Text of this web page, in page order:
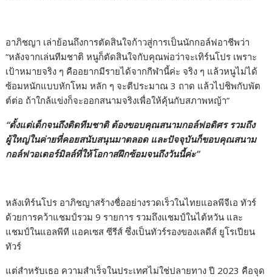
อาภิชญา เล่าย้อนถึงการตัดสินใจก้าวสู่การเป็นนักกอล์ฟอาชีพว่า
“หลังจากเล่นทีมชาติ หนูก็ตัดสินใจกับคุณพ่อว่าจะเทิร์นโปร เพราะ
เป้าหมายจริง ๆ คืออยากมีรายได้จากกีฬานี้ค่ะ จริง ๆ แล้วหนูไม่ได้
ซ้อมหนักแบบหักโหม หลัก ๆ จะตีประมาณ 3 ถาด แล้วไปชิพกับพัต
ต์ต่อ ถ้าใกล้แข่งก็จะออกสนามจริงเพื่อให้คุ้นกับสภาพหญ้า”
“ตั้งแต่เด็กจนถึงติดทีมชาติ ต้องขอบคุณสนามกอล์ฟอดิศร รวมถึง
ผู้ใหญ่ในค่ายที่คอยสนับสนุนมาตลอด และปัจจุบันก็ขอบคุณสนาม
กอล์ฟวอเตอร์มิลล์ที่ให้โอกาสฝึกซ้อมจนถึงวันนี้ค่ะ”
หลังเทิร์นโปร อาภิชญาสร้างชื่ออย่างรวดเร็วในไทยแอลพีจีเอ ทัวร์
ด้วยการคว้าแชมป์รวม 9 รายการ รวมถึงแชมป์ในไต้หวัน และ
แชมป์ในแอลพีที แอคเซส ซีรีส์ ซึ่งเป็นทัวร์รองของเลดีส์ ยูโรเปียน
ทัวร์
แต่สำหรับเธอ ความสำเร็จในประเทศไม่ใช่ปลายทาง ปี 2023 คือจุด